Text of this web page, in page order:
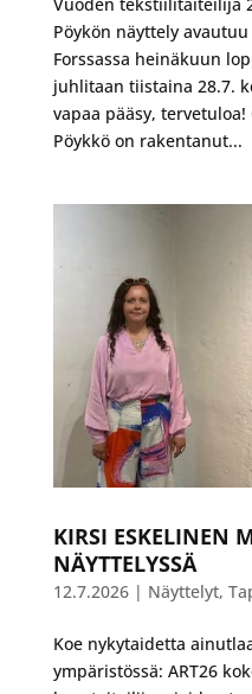
Pöykön näyttely
Forssassa heinäkuun
juhlitaan tiistaina 28.7.
vapaa pääsy,
Pöykkö on rakentanut...
KIRSI ESKELINEN
NÄYTTELYSSÄ
12.7.2026| Näyttelyt,
Koe nykytaidetta
ympäristössä: ART26